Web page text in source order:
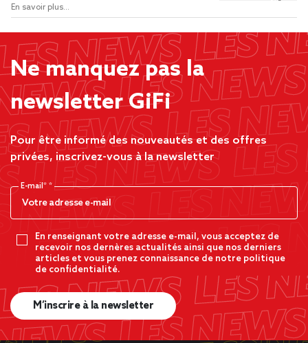
En savoir plus...
Ne manquez pas la
newsletter GiFi
Pour être informé des nouveautés et des offres
privées, inscrivez-vous à la newsletter
E-mail*
En renseignant votre adresse e-mail, vous acceptez de
recevoir nos dernères actualités ainsi que nos derniers
articles et vous prenez connaissance de notre politique
de confidentialité.
M’inscrire à la newsletter